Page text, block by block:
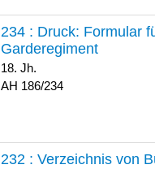
234 : Druck: Formular
Garderegiment
18. Jh.
186/234
232 : Verzeichnis von